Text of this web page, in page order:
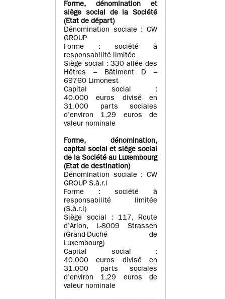
Forme, dénomination et
siège social de la Société
(Etatde départ)
Dénomination sociale : CW
GROUP
Forme : société à
responsabilité limitée
Siège social : 330 allée des
Hêtres – Bâtiment D –
69760 Limonest
Capital social :
40.000 euros divisé en
31.000 parts sociales
d’environ 1,29 euros de
valeur nominale
Forme, dénomination,
capital social et siège social
de la Société au Luxembourg
(Etat de destination)
Dénomination sociale : CW
GROUP S.à.r.l
Forme : société à
responsabilité limitée
(S.à.r.l)
Siège social : 117, Route
d’Arlon, L-8009 Strassen
(Grand-Duché de
Luxembourg)
Capital social :
40.000 euros divisé en
31.000 parts sociales
d’environ 1,29 euros de
valeur nominale